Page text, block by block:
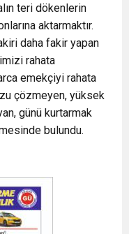
teri dökenlerin
aktarmaktır.
daha fakir yapan
rahata
emekçiyi rahata
çözmeyen, yüksek
günü kurtarmak
bulundu.